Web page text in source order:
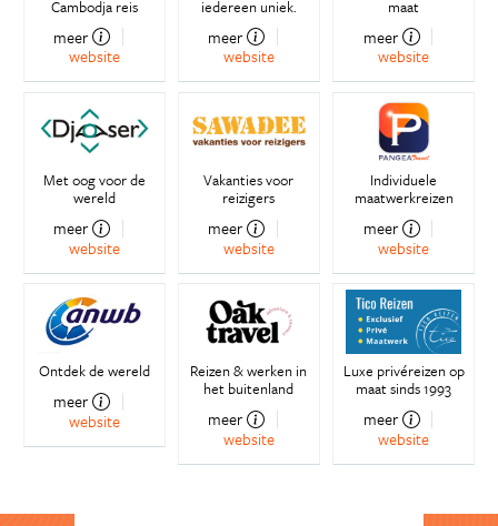
Cambodja reis
meer
website
iedereen uniek.
meer
website
maat
meer
website
Met oog voor de
wereld
meer
website
Vakanties voor
reizigers
meer
website
Individuele
maatwerkreizen
meer
website
Ontdek de wereld
meer
website
Reizen & werken in
het buitenland
meer
website
Luxe privéreizen op
maat sinds 1993
meer
website